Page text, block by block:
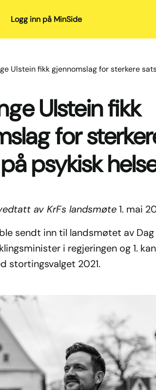
Logg inn på MinSide
Ulstein fikk gjennomslag for sterkere
Ulstein fikk
for
psykisk
av KrFs landsmøte1. mai
sendt inn til landsmøtet av Dag
i regjeringen og 1.
stortingsvalget 2021.